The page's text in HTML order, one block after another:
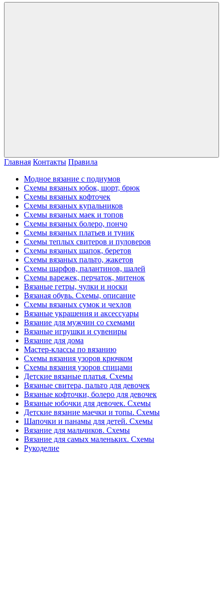
Главная Контакты Правила
Модное вязание с подиумов
Схемы вязаных юбок, шорт, брюк
Схемы вязаных кофточек
Схемы вязаных купальников
Схемы вязаных маек и топов
Схемы вязаных болеро, пончо
Схемы вязаных платьев и туник
Схемы теплых свитеров и пуловеров
Схемы вязаных шапок, беретов
Схемы вязаных пальто, жакетов
Схемы шарфов, палантинов, шалей
Схемы варежек, перчаток, митенок
Вязаные гетры, чулки и носки
Вязаная обувь. Схемы, описание
Схемы вязаных сумок и чехлов
Вязаные украшения и аксессуары
Вязание для мужчин со схемами
Вязаные игрушки и сувениры
Вязание для дома
Мастер-классы по вязанию
Схемы вязания узоров крючком
Схемы вязания узоров спицами
Детские вязаные платья. Схемы
Вязаные свитера, пальто для девочек
Вязаные кофточки, болеро для девочек
Вязаные юбочки для девочек. Схемы
Детские вязание маечки и топы. Схемы
Шапочки и панамы для детей. Схемы
Вязание для мальчиков. Схемы
Вязание для самых маленьких. Схемы
Рукоделие